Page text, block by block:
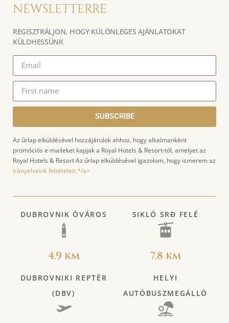
NEWSLETTERRE
REGISZTRÁLJON, HOGY KÜLÖNLEGES AJÁNLATOKAT
KÜLDHESSÜNK
SUBSCRIBE
Az űrlap elküldésével hozzájárulok ahhoz, hogy alkalmanként
promóciós e-maileket kapjak a Royal Hotels & Resort-tól, amelyet az
Royal Hotels & Resort Az űrlap elküldésével igazolom, hogy ismerem az
irányelveink feltételeit.*/a>
DUBROVNIK ÓVÁROS
4.9 km
SIKLÓ SRĐ FELÉ
7.8 km
DUBROVNIKI REPTÉR
(DBV)
HELYI
AUTÓBUSZMEGÁLLÓ